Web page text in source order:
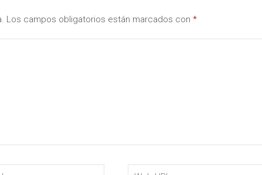
Los campos obligatorios están marcados con *